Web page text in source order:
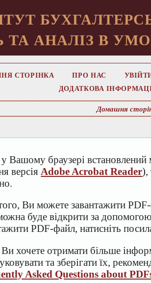
АНАЛІЗ В
СТОРІНКА ПРО НАС
ДОДАТКОВА
Домашня
Вашому браузері встановлений
версія Adobe Acrobat Reader),
Ви можете завантажити
буде відкрити за
PDF-файл, натисніть
хочете отримати більше
та зберігати їх,
Asked Questions about